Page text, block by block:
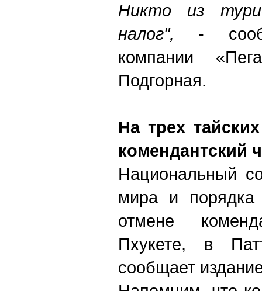
Никто из
налог", -
компании
Подгорная.
На трех
комендантский
Национальный
мира и
отмене
Пхукете, в
сообщает